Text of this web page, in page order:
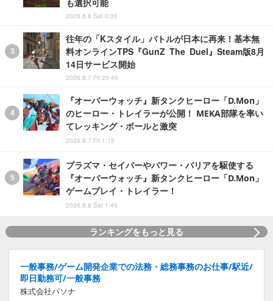
も選択可能
2026.8.8 Sat 0:30
往年の「Kスタイル」バトルが日本に再来！基本無
料オンラインTPS『GunZ The Duel』Steam版8月
14日サービス開始
2026.8.7 Fri 20:45
『オーバーウォッチ』新タンクヒーロー「D.Mon」
のヒーロー・トレイラーが公開！ MEKA部隊を率い
てレッキング・ボールと激突
2026.8.7 Fri 1:15
プラズマ・セイバーやパワー・バリアを駆使する
『オーバーウォッチ』新タンクヒーロー「D.Mon」
ゲームプレイ・トレイラー！
2026.8.8 Sat 1:45
ランキングをもっと見る
一般事務/ゲーム開発企業での法務・総務事務のお仕事/駅近/
即日勤務可/一般事務
株式会社パソナ